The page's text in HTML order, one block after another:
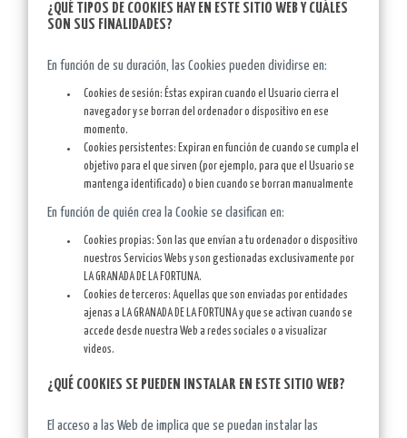
¿QUÉ TIPOS DE COOKIES HAY EN ESTE SITIO WEB Y CUÁLES
SON SUS FINALIDADES?
En función de su duración, las Cookies pueden dividirse en:
Cookies de sesión: Éstas expiran cuando el Usuario cierra el
navegador y se borran del ordenador o dispositivo en ese
momento.
Cookies persistentes: Expiran en función de cuando se cumpla el
objetivo para el que sirven (por ejemplo, para que el Usuario se
mantenga identificado) o bien cuando se borran manualmente
En función de quién crea la Cookie se clasifican en:
Cookies propias: Son las que envían a tu ordenador o dispositivo
nuestros Servicios Webs y son gestionadas exclusivamente por
LA GRANADA DE LA FORTUNA.
Cookies de terceros: Aquellas que son enviadas por entidades
ajenas a LA GRANADA DE LA FORTUNA y que se activan cuando se
accede desde nuestra Web a redes sociales o a visualizar
videos.
¿QUÉ COOKIES SE PUEDEN INSTALAR EN ESTE SITIO WEB?
El acceso a las Web de implica que se puedan instalar las